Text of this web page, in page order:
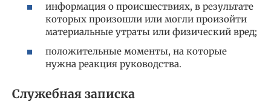
информация о происшествиях, в результате
которых произошли или могли произойти
материальные утраты или физический вред;
положительные моменты, на которые
нужна реакция руководства.
Служебная записка